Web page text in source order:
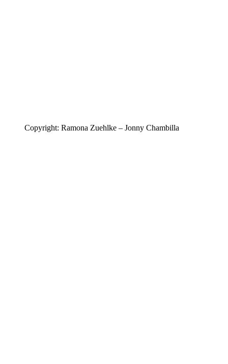
Copyright: Ramona Zuehlke – Jonny Chambilla